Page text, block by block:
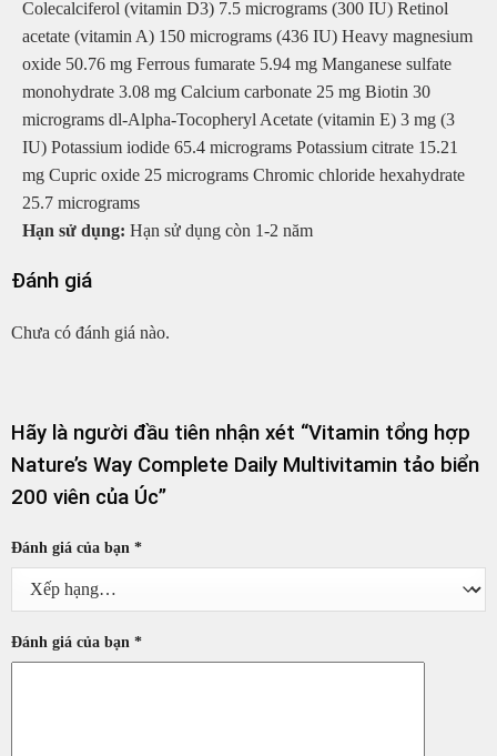
Colecalciferol (vitamin D3) 7.5 micrograms (300 IU) Retinol
acetate (vitamin A) 150 micrograms (436 IU) Heavy magnesium
oxide 50.76 mg Ferrous fumarate 5.94 mg Manganese sulfate
monohydrate 3.08 mg Calcium carbonate 25 mg Biotin 30
micrograms dl-Alpha-Tocopheryl Acetate (vitamin E) 3 mg (3
IU) Potassium iodide 65.4 micrograms Potassium citrate 15.21
mg Cupric oxide 25 micrograms Chromic chloride hexahydrate
25.7 micrograms
Hạn sử dụng: Hạn sử dụng còn 1-2 năm
Đánh giá
Chưa có đánh giá nào.
Hãy là người đầu tiên nhận xét “Vitamin tổng hợp
Nature’s Way Complete Daily Multivitamin tảo biển
200 viên của Úc”
Đánh giá của bạn *
Đánh giá của bạn *